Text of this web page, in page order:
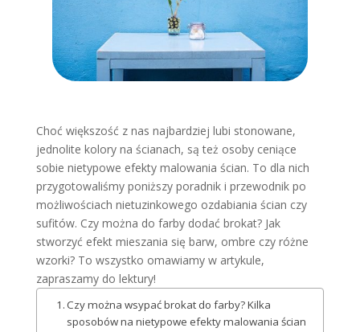
Choć większość z nas najbardziej lubi stonowane,
jednolite kolory na ścianach, są też osoby ceniące
sobie nietypowe efekty malowania ścian. To dla nich
przygotowaliśmy poniższy poradnik i przewodnik po
możliwościach nietuzinkowego ozdabiania ścian czy
sufitów. Czy można do farby dodać brokat? Jak
stworzyć efekt mieszania się barw, ombre czy różne
wzorki? To wszystko omawiamy w artykule,
zapraszamy do lektury!
Czy można wsypać brokat do farby? Kilka
sposobów na nietypowe efekty malowania ścian